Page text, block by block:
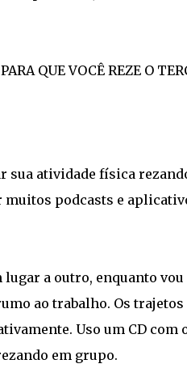
QUE VOCÊ REZE O
sua atividade física
muitos podcasts e
a outro, enquanto vou
ao trabalho. Os trajetos
Uso um CD com
em grupo.